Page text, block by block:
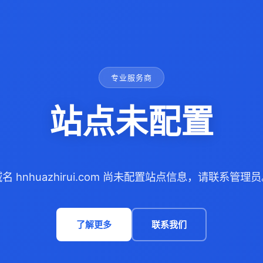
专业服务商
站点未配置
名 hnhuazhirui.com 尚未配置站点信息，请联系管理员
了解更多 联系我们